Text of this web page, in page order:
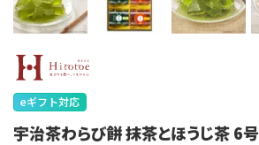
eギフト対応
宇治茶わらび餅 抹茶とほうじ茶 6号